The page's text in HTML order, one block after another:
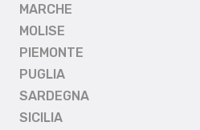
MARCHE
MOLISE
PIEMONTE
PUGLIA
SARDEGNA
SICILIA